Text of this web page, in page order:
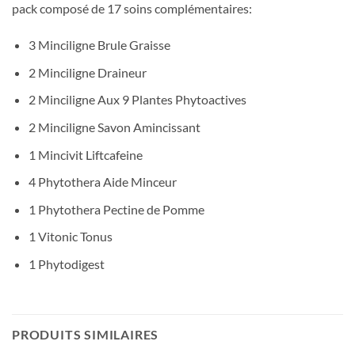
pack composé de 17 soins complémentaires:
3 Minciligne Brule Graisse
2 Minciligne Draineur
2 Minciligne Aux 9 Plantes Phytoactives
2 Minciligne Savon Amincissant
1 Mincivit Liftcafeine
4 Phytothera Aide Minceur
1 Phytothera Pectine de Pomme
1 Vitonic Tonus
1 Phytodigest
PRODUITS SIMILAIRES